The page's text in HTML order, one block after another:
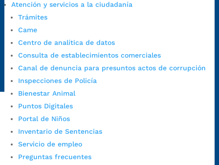
Atención y servicios a la ciudadanía
Trámites
Came
Centro de analítica de datos
Consulta de establecimientos comerciales
Canal de denuncia para presuntos actos de corrupción
Inspecciones de Policía
Bienestar Animal
Puntos Digitales
Portal de Niños
Inventario de Sentencias
Servicio de empleo
Preguntas frecuentes
judiciales: notificaciones@bucaramanga.gov.co
Canal de denuncia para presuntos actos de corrupción:
https://canaldenuncia.bucaramanga.gov.co/
Emergencia: https://emergencia.bucaramanga.gov.co/
Radique aquí su queja disciplinaria:
https://www.bucaramanga.gov.co/gobierno-ciudadanos-
1/secretarias/oficina-de-control-interno-disciplinario/
Alcaldía de Bucaramanga
@AlcaldíaBGA